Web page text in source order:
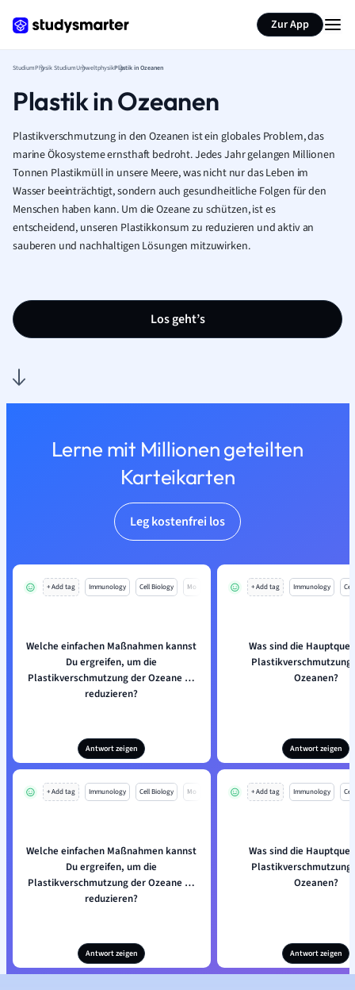
Zur App
StudiumPhysik StudiumUmweltphysikPlastik in Ozeanen
Plastik in Ozeanen
Plastikverschmutzung in den Ozeanen ist ein globales Problem, das
marine Ökosysteme ernsthaft bedroht. Jedes Jahr gelangen Millionen
Tonnen Plastikmüll in unsere Meere, was nicht nur das Leben im
Wasser beeinträchtigt, sondern auch gesundheitliche Folgen für den
Menschen haben kann. Um die Ozeane zu schützen, ist es
entscheidend, unseren Plastikkonsum zu reduzieren und aktiv an
sauberen und nachhaltigen Lösungen mitzuwirken.
Los geht’s
Lerne mit Millionen geteilten
Karteikarten
Leg kostenfrei los
+ Add tag Immunology Cell Biology Mo
Welche einfachen Maßnahmen kannst
Du ergreifen, um die
Plastikverschmutzung der Ozeane zu
reduzieren?
Antwort zeigen
+ Add tag Immunology
Was sind die
Plastikverschmutzung
Ozeanen?
Antwort zeigen
+ Add tag Immunology Cell Biology Mo
Welche einfachen Maßnahmen kannst
Du ergreifen, um die
Plastikverschmutzung der Ozeane zu
reduzieren?
Antwort zeigen
+ Add tag Immunology
Was sind die
Plastikverschmutzung
Ozeanen?
Antwort zeigen